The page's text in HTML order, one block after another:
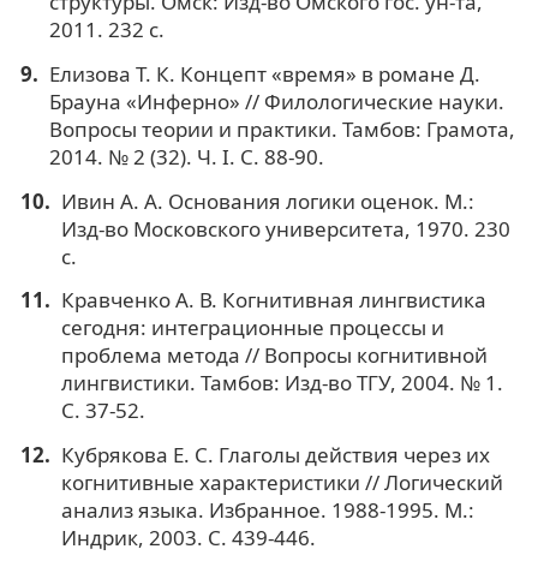
2011. 232 с.
Елизова Т. К. Концепт «время» в романе Д.
Брауна «Инферно» // Филологические науки.
Вопросы теории и практики. Тамбов: Грамота,
2014. № 2 (32). Ч. I. C. 88-90.
Ивин А. А. Основания логики оценок. М.:
Изд-во Московского университета, 1970. 230
с.
Кравченко А. В. Когнитивная лингвистика
сегодня: интеграционные процессы и
проблема метода // Вопросы когнитивной
лингвистики. Тамбов: Изд-во ТГУ, 2004. № 1.
С. 37-52.
Кубрякова Е. С. Глаголы действия через их
когнитивные характеристики // Логический
анализ языка. Избранное. 1988-1995. М.:
Индрик, 2003. С. 439-446.